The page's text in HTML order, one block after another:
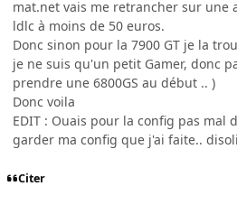
mat.net vais me retrancher sur une
ldlc à moins de 50 euros.
Donc sinon pour la 7900 GT je la
je ne suis qu'un petit Gamer, donc
prendre une 6800GS au début .. )
Donc voila
EDIT : Ouais pour la config pas mal
garder ma config que j'ai faite.. disoli
Citer